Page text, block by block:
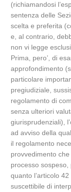
(richiamandosi
sentenza delle
scelta e preferita
e, al contrario,
non vi legge
Prima, pero’, di
approfondimento
particolare
pregiudiziale,
regolamento di
senza ulteriori
giurisprudenziali),
ad avviso della
il regolamento
provvedimento
processo sospeso,
quanto l’articolo
suscettibile di